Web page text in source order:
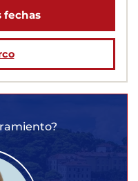
fechas